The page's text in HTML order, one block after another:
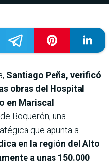
Santiago Peña, verificó
obras del Hospital
en Mariscal
Boquerón, una
que apunta a
en la región del Alto
a unas 150.000